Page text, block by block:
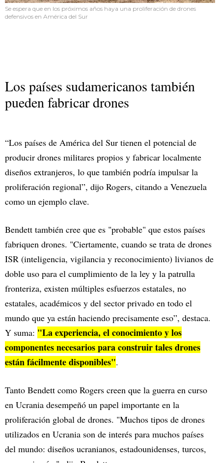
Se espera que en los próximos años haya una proliferación de drones
defensivos en América del Sur
Los países sudamericanos también
pueden fabricar drones
“Los países de América del Sur tienen el potencial de
producir drones militares propios y fabricar localmente
diseños extranjeros, lo que también podría impulsar la
proliferación regional”, dijo Rogers, citando a Venezuela
como un ejemplo clave.
Bendett también cree que es "probable" que estos países
fabriquen drones. "Ciertamente, cuando se trata de drones
ISR (inteligencia, vigilancia y reconocimiento) livianos de
doble uso para el cumplimiento de la ley y la patrulla
fronteriza, existen múltiples esfuerzos estatales, no
estatales, académicos y del sector privado en todo el
mundo que ya están haciendo precisamente eso”, destaca.
Y suma: "La experiencia, el conocimiento y los
componentes necesarios para construir tales drones
están fácilmente disponibles".
Tanto Bendett como Rogers creen que la guerra en curso
en Ucrania desempeñó un papel importante en la
proliferación global de drones. "Muchos tipos de drones
utilizados en Ucrania son de interés para muchos países
del mundo: diseños ucranianos, estadounidenses, turcos,